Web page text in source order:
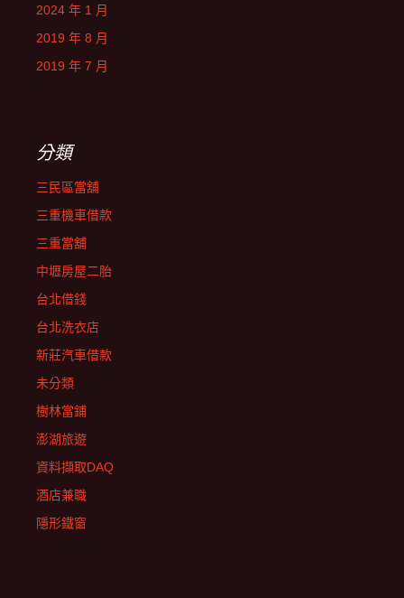
2024 年 1 月
2019 年 8 月
2019 年 7 月
分類
三民區當舖
三重機車借款
三重當舖
中壢房屋二胎
台北借錢
台北洗衣店
新莊汽車借款
未分類
樹林當鋪
澎湖旅遊
資料擷取DAQ
酒店兼職
隱形鐵窗